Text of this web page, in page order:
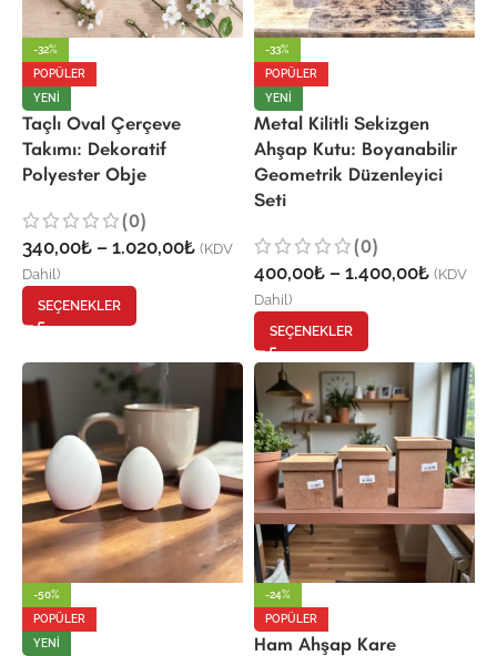
-32%
POPÜLER
YENI
Taçlı Oval Çerçeve
Takımı: Dekoratif
Polyester Obje
(0)
340,00₺ – 1.020,00₺ (KDV
Dahil)
SEÇENEKLER
-33%
POPÜLER
YENI
Metal Kilitli Sekizgen
Ahşap Kutu: Boyanabilir
Geometrik Düzenleyici
Seti
(0)
400,00₺ – 1.400,00₺ (KDV
Dahil)
SEÇENEKLER
-50%
POPÜLER
YENI
-24%
POPÜLER
Ham Ahşap Kare